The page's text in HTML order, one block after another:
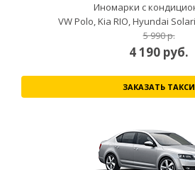
Иномарки с
VW Polo, Kia RIO, Hyundai
5 990 р.
4 190 руб.
ЗАКАЗАТЬ ТАКСИ